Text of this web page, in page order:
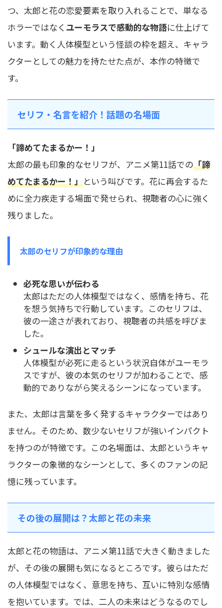
つ、太郎と花の恋愛要素を取り入れることで、単なる
ホラーではなく ユーモラスで感動的な物語に仕上げて
います。動く人体模型という怪談の枠を超え、キャラ
クターとしての魅力を持たせた点が、本作の特徴で
す。
セリフ・名言を紹介！話題の名場面
「諦めてたまるかー！」
太郎の最も印象的なセリフが、アニメ第11話での「諦
めてたまるかー！」という叫びです。花に再会するた
めに全力疾走する場面で発せられ、視聴者の心に強く
残りました。
太郎のセリフが印象的な理由
必死な思いが伝わる
太郎はただの人体模型ではなく、感情を持ち、花
を想う気持ちで行動しています。このセリフは、
彼の一途さが表れており、視聴者の共感を呼びま
した。
シュールな演出とマッチ
人体模型が必死に走るという状況自体がユーモラ
スですが、彼の本気のセリフが加わることで、感
動的でありながら笑えるシーンになっています。
また、太郎は言葉を多く発するキャラクターではあり
ません。そのため、数少ないセリフが強いインパクト
を持つのが特徴です。この名場面は、太郎というキャ
ラクターの象徴的なシーンとして、多くのファンの記
憶に残っています。
その後の展開は？太郎と花の未来
太郎と花の物語は、アニメ第11話で大きく動きました
が、その後の展開も気になるところです。彼らはただ
の人体模型ではなく、意思を持ち、互いに特別な感情
を抱いています。では、二人の未来はどうなるのでし